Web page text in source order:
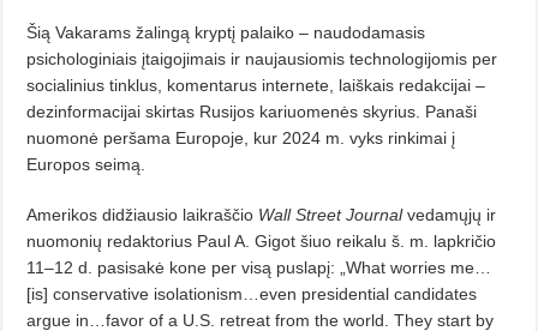
Šią Vakarams žalingą kryptį palaiko – naudodamasis
psichologiniais įtaigojimais ir naujausiomis technologijomis per
socialinius tinklus, ko­mentarus internete, laiškais re­dak­cijai –
dezinformacijai skirtas Rusijos kariuomenės skyrius. Panaši
nuomonė peršama Europoje, kur 2024 m. vyks rinkimai į
Europos seimą.
Amerikos didžiausio laikraščio Wall Street Journalvedamųjų ir
nuomonių redaktorius Paul A. Gigot šiuo reikalu š. m. lapkričio
11–12 d. pasisakė kone per visą puslapį: „What worries me…
[is] conservative isolationism…even presidential candidates
argue in…favor of a U.S. retreat from the world. They start by